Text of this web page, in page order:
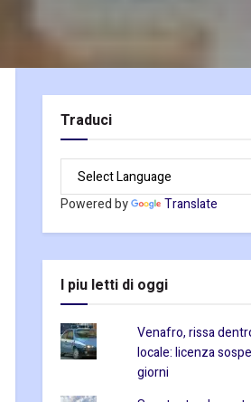
Traduci
Powered by Translate
I piu letti di oggi
Venafro, rissa
locale: licenza
giorni